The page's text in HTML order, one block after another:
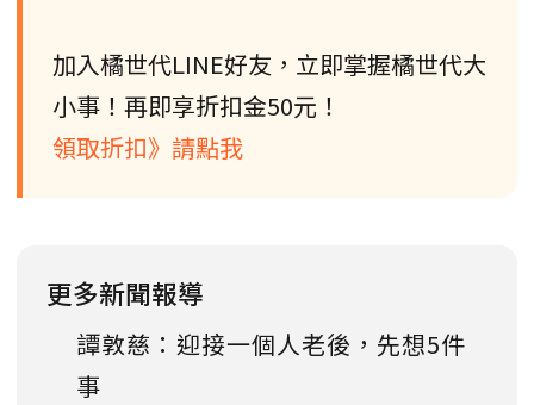
加入橘世代LINE好友，立即掌握橘世代大
小事！再即享折扣金50元！
領取折扣》請點我
更多新聞報導
譚敦慈：迎接一個人老後，先想5件
事